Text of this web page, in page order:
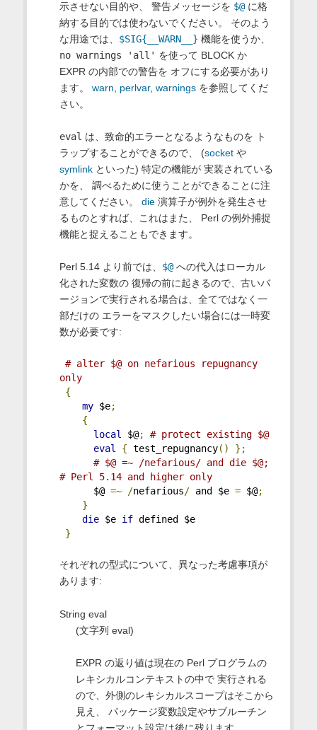
示させない目的や、 警告メッセージを $@に格
納する目的では使わないでください。 そのよう
な用途では、 $SIG{__WARN__} 機能を使うか、
no warnings 'all' を使って BLOCK か
EXPR の内部での警告を オフにする必要があり
ます。 warn, perlvar, warningsを参照してくだ
さい。
eval は、致命的エラーとなるようなものを ト
ラップすることができるので、 (socketや
symlinkといった) 特定の機能が 実装されている
かを、 調べるために使うことができることに注
意してください。 die演算子が例外を発生させ
るものとすれば、これはまた、 Perl の例外捕捉
機能と捉えることもできます。
Perl 5.14 より前では、 $@への代入はローカル
化された変数の 復帰の前に起きるので、古いバ
ージョンで実行される場合は、全てではなく一
部だけの エラーをマスクしたい場合には一時変
数が必要です:
# alter $@ on nefarious repugnancy
only
{
my $e;
{
local $@;
# protect existing $@
eval
{ test_repugnancy()
};
# $@ =~ /nefarious/ and die $@;
# Perl 5.14 and higher only
$@ =~ /nefarious/ and $e = $@;
}
die $e if defined $e
}
それぞれの型式について、異なった考慮事項が
あります:
String eval
(文字列 eval)
EXPR の返り値は現在の Perl プログラムの
レキシカルコンテキストの中で 実行される
ので、外側のレキシカルスコープはそこから
見え、 パッケージ変数設定やサブルーチン
とフォーマット設定は後に残ります。